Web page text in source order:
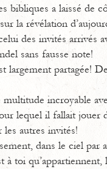
bibliques a laissé de
la révélation
des invités arrivés
sans fausse note!
largement partagée!
multitude incroyable
lequel il fallait jouer
autres invités!
dans le ciel
à toi